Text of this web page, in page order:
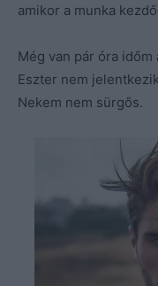
amikor a munka
Még van pár óra
Eszter nem
Nekem nem sürgős.